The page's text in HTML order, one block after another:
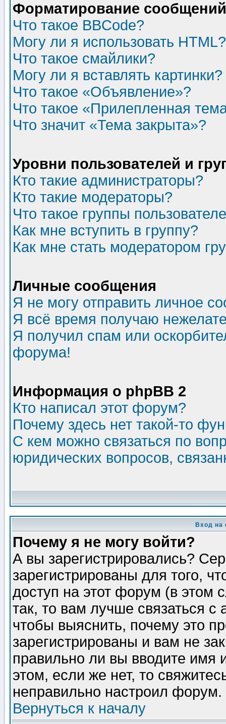
Форматирование
Что такое BBCode?
Могу ли я использовать HTML?
Что такое смайлики?
Могу ли я вставлять картинки?
Что такое «Объявление»?
Что такое «Прилепленная
Что значит «Тема закрыта»?
Уровни пользователей и
Кто такие администраторы?
Кто такие модераторы?
Что такое группы
Как мне вступить в группу?
Как мне стать модератором
Личные сообщения
Я не могу отправить личное
Я всё время получаю
Я получил спам или
форума!
Информация о phpBB 2
Кто написал этот форум?
Почему здесь нет такой-то
С кем можно связаться по
юридических вопросов,
Вход на
Почему я не могу войти?
А вы зарегистрировались?
зарегистрированы для того,
доступ на этот форум (в этом
так, то вам лучше связаться
чтобы выяснить, почему это
зарегистрированы и вам не
правильно ли вы вводите
этом, если же нет, то
неправильно настроил форум.
Вернуться к началу